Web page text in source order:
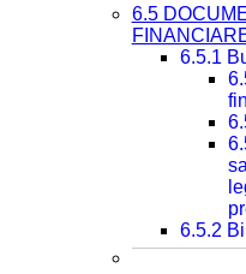
6.5
6.5.1
6.5.2